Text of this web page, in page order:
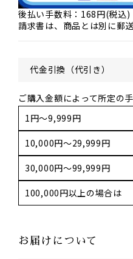
お届けについて
後払い手数料：168円(税込)
請求書は、商品とは別に郵
代金引換（代引き）
ご購入金額によって所定の
1円～9,999円
10,000円～29,999円
30,000円～99,999円
100,000円以上の場合は